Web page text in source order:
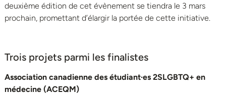
deuxième édition de cet évènement se tiendra le 3 mars
prochain, promettant d’élargir la portée de cette initiative.
Trois projets parmi les finalistes
Association canadienne des étudiant·es 2SLGBTQ+ en
médecine (ACEQM)